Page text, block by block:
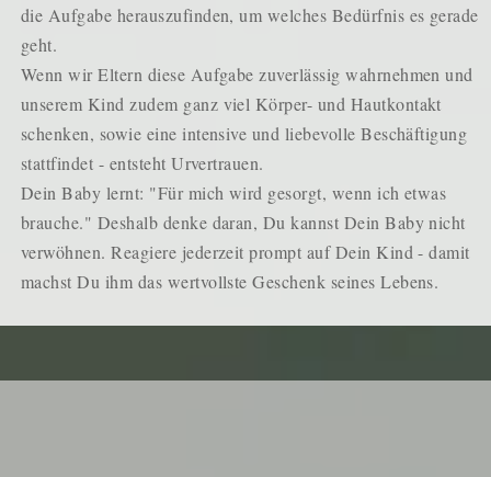
die Aufgabe herauszufinden, um welches Bedürfnis es gerade
geht.
Wenn wir Eltern diese Aufgabe zuverlässig wahrnehmen und
unserem Kind zudem ganz viel Körper- und Hautkontakt
schenken, sowie eine intensive und liebevolle Beschäftigung
stattfindet - entsteht Urvertrauen.
Dein Baby lernt: "Für mich wird gesorgt, wenn ich etwas
brauche." Deshalb denke daran, Du kannst Dein Baby nicht
verwöhnen. Reagiere jederzeit prompt auf Dein Kind - damit
machst Du ihm das wertvollste Geschenk seines Lebens.